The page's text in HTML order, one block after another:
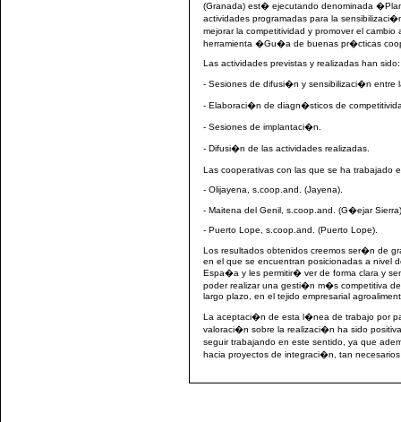
(Granada) est� ejecutando denominada
actividades programadas para la
mejorar la competitividad y promover el
herramienta �Gu�a de buenas pr�cticas
Las actividades previstas y realizadas han sido:
- Sesiones de difusi�n y sensibilizaci�n entre
- Elaboraci�n de diagn�sticos de
- Sesiones de implantaci�n.
- Difusi�n de las actividades realizadas.
Las cooperativas con las que se ha trabajado
- Olijayena, s.coop.and. (Jayena).
- Maitena del Genil, s.coop.and. (G�ejar
- Puerto Lope, s.coop.and. (Puerto Lope).
Los resultados obtenidos creemos ser�n de
en el que se encuentran posicionadas a nivel
Espa�a y les permitir� ver de forma clara y
poder realizar una gesti�n m�s competitiva
largo plazo, en el tejido empresarial
La aceptaci�n de esta l�nea de trabajo por
valoraci�n sobre la realizaci�n ha sido
seguir trabajando en este sentido, ya que
hacia proyectos de integraci�n, tan